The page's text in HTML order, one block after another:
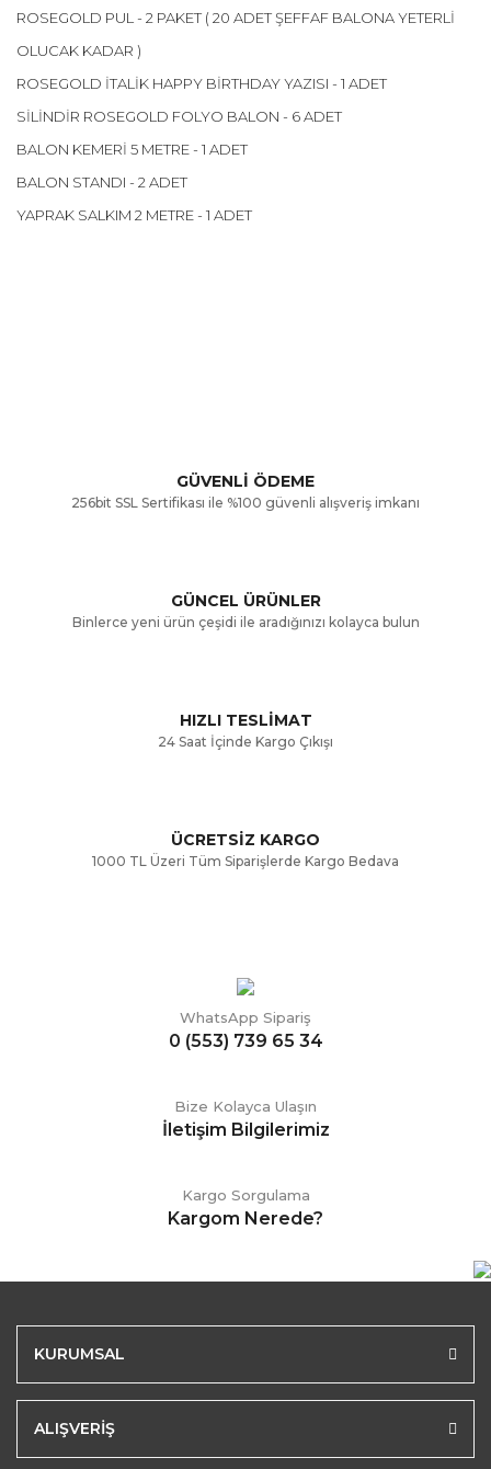
ROSEGOLD PUL - 2 PAKET ( 20 ADET ŞEFFAF BALONA YETERLİ
OLUCAK KADAR )
ROSEGOLD İTALİK HAPPY BİRTHDAY YAZISI - 1 ADET
SİLİNDİR ROSEGOLD FOLYO BALON - 6 ADET
BALON KEMERİ 5 METRE - 1 ADET
BALON STANDI - 2 ADET
YAPRAK SALKIM 2 METRE - 1 ADET
Ürün resmi kalitesiz, bozuk veya görüntülenemiyor.
Ürün bilgilerinde hatalar bulunuyor.
Gönder
GÜVENLİ ÖDEME
256bit SSL Sertifikası ile %100 güvenli alışveriş imkanı
GÜNCEL ÜRÜNLER
Binlerce yeni ürün çeşidi ile aradığınızı kolayca bulun
HIZLI TESLİMAT
24 Saat İçinde Kargo Çıkışı
ÜCRETSİZ KARGO
1000 TL Üzeri Tüm Siparişlerde Kargo Bedava
WhatsApp Sipariş
0 (553) 739 65 34
Bize Kolayca Ulaşın
İletişim Bilgilerimiz
Kargo Sorgulama
Kargom Nerede?
KURUMSAL
ALIŞVERİŞ